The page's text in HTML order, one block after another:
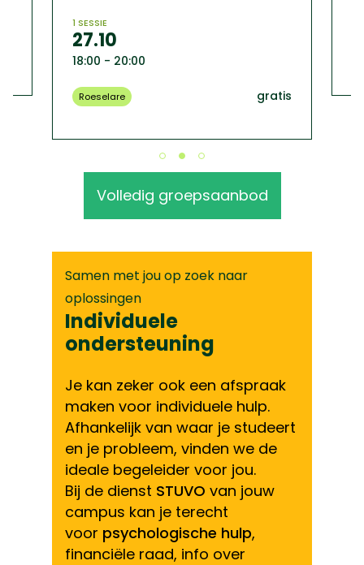
1 SESSIE
27.10
18:00 - 20:00
Roeselare gratis
Volledig groepsaanbod
Samen met jou op zoek naar
oplossingen
Individuele
ondersteuning
Je kan zeker ook een afspraak
maken voor individuele hulp.
Afhankelijk van waar je studeert
en je probleem, vinden we de
ideale begeleider voor jou.
Bij de dienst STUVO van jouw
campus kan je terecht
voor psychologische hulp,
financiële raad, info over